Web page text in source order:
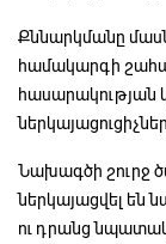
Քննարկմանը
համակարգի
հասարակության
Նախագծի շուրջ
ներկայացվել են
ու դրանց